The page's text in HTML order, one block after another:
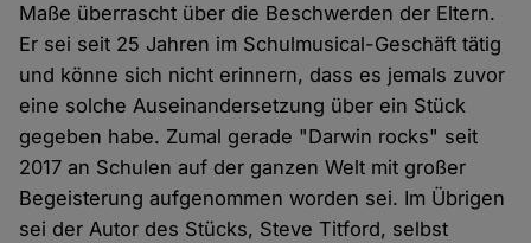
Maße überrascht über die Beschwerden der Eltern.
Er sei seit 25 Jahren im Schulmusical-Geschäft tätig
und könne sich nicht erinnern, dass es jemals zuvor
eine solche Auseinandersetzung über ein Stück
gegeben habe. Zumal gerade "Darwin rocks" seit
2017 an Schulen auf der ganzen Welt mit großer
Begeisterung aufgenommen worden sei. Im Übrigen
sei der Autor des Stücks, Steve Titford, selbst